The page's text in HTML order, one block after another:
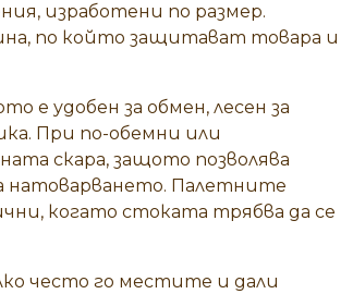
изработени по размер.
по който защитават товара и
е удобен за обмен, лесен за
При по-обемни или
скара, защото позволява
натоварването. Палетните
когато стоката трябва да се
често го местите и дали